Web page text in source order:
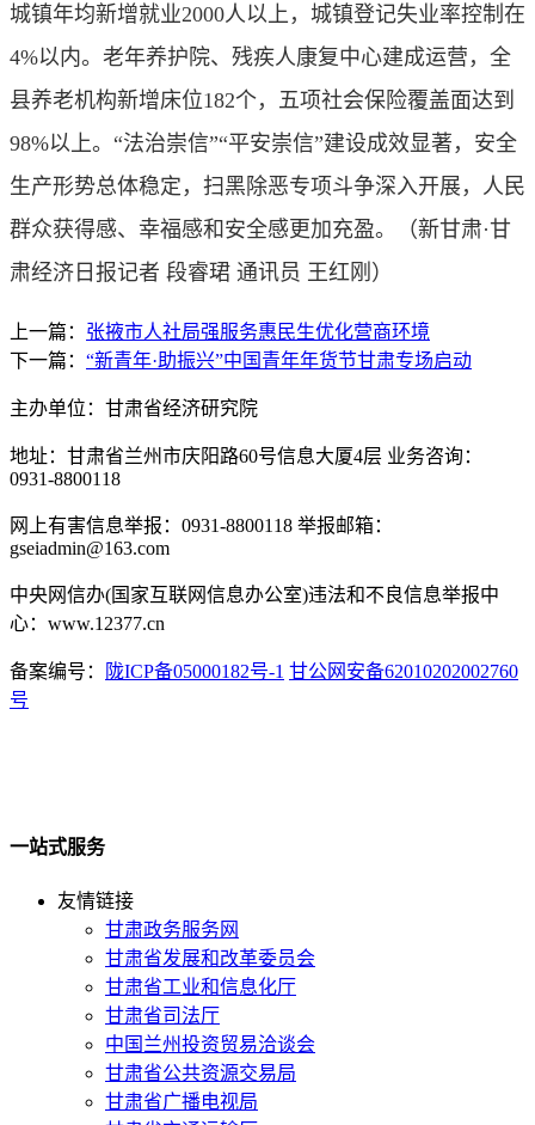
城镇年均新增就业2000人以上，城镇登记失业率控制在
4%以内。老年养护院、残疾人康复中心建成运营，全
县养老机构新增床位182个，五项社会保险覆盖面达到
98%以上。“法治崇信”“平安崇信”建设成效显著，安全
生产形势总体稳定，扫黑除恶专项斗争深入开展，人民
群众获得感、幸福感和安全感更加充盈。（新甘肃·甘
肃经济日报记者 段睿珺 通讯员 王红刚 ）
上一篇： 张掖市人社局强服务惠民生优化营商环境
下一篇： “新青年·助振兴”中国青年年货节甘肃专场启动
主办单位：甘肃省经济研究院
地址：甘肃省兰州市庆阳路60号信息大厦4层 业务咨询：
0931-8800118
网上有害信息举报：0931-8800118 举报邮箱：
gseiadmin@163.com
中央网信办(国家互联网信息办公室)违法和不良信息举报中
心：www.12377.cn
备案编号： 陇ICP备05000182号-1 甘公网安备62010202002760
号
一站式服务
友情链接
甘肃政务服务网
甘肃省发展和改革委员会
甘肃省工业和信息化厅
甘肃省司法厅
中国兰州投资贸易洽谈会
甘肃省公共资源交易局
甘肃省广播电视局